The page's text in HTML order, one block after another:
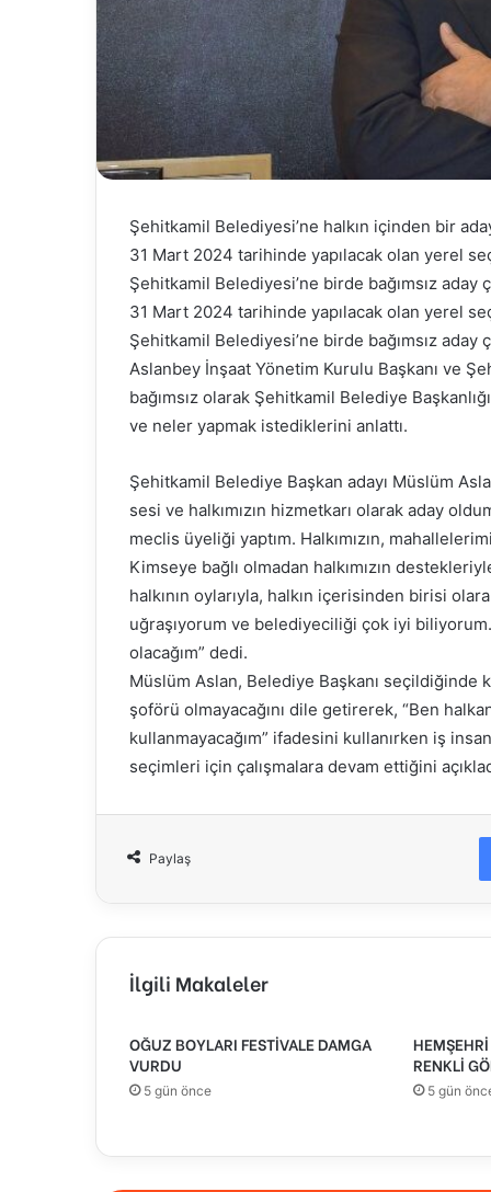
Şehitkamil Belediyesi’ne halkın içinden bir
31 Mart 2024 tarihinde yapılacak olan yerel
Şehitkamil Belediyesi’ne birde bağımsız aday
31 Mart 2024 tarihinde yapılacak olan yerel
Şehitkamil Belediyesi’ne birde bağımsız aday
Aslanbey İnşaat Yönetim Kurulu Başkanı ve
bağımsız olarak Şehitkamil Belediye
ve neler yapmak istediklerini anlattı.
Şehitkamil Belediye Başkan adayı Müslüm
sesi ve halkımızın hizmetkarı olarak aday
meclis üyeliği yaptım. Halkımızın,
Kimseye bağlı olmadan halkımızın
halkının oylarıyla, halkın içerisinden birisi
uğraşıyorum ve belediyeciliği çok iyi biliyorum.
olacağım” dedi.
Müslüm Aslan, Belediye Başkanı seçildiğinde
şoförü olmayacağını dile getirerek, “Ben
kullanmayacağım” ifadesini kullanırken iş
seçimleri için çalışmalara devam ettiğini
Paylaş
İlgili Makaleler
OĞUZ BOYLARI FESTİVALE DAMGA
VURDU
5 gün önce
RENKLİ
5 gün